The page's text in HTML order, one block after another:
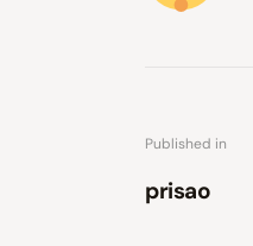
Published in
prisao